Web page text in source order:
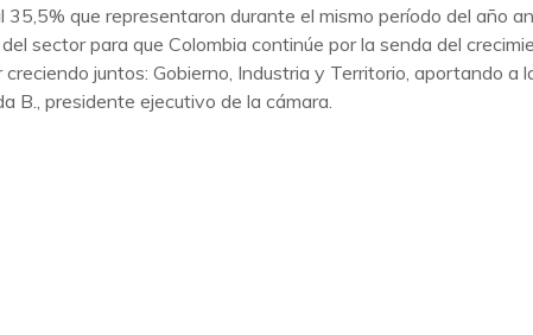
que representaron durante el mismo período del año
sector para que Colombia continúe por la senda del
juntos: Gobierno, Industria y Territorio, aportando
B., presidente ejecutivo de la cámara.